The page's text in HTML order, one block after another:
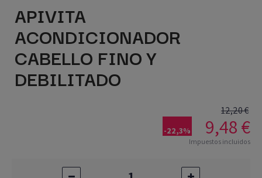
APIVITA
ACONDICIONADOR
CABELLO FINO Y
DEBILITADO
12,20 €
-22,3% 9,48 €
Impuestos incluidos